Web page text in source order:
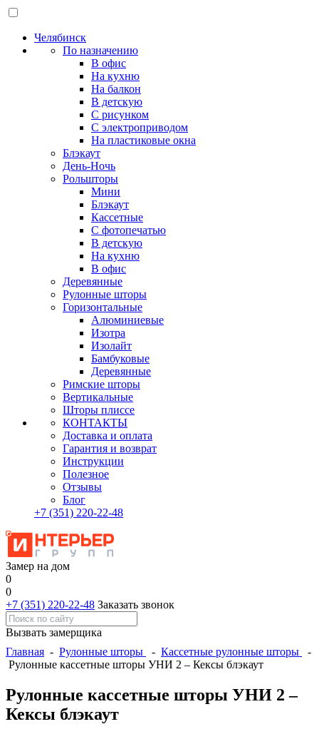
Челябинск
По назначению
В офис
На кухню
На балкон
В детскую
С рисунком
С электроприводом
На пластиковые окна
Блэкаут
День-Ночь
Рольшторы
Мини
Блэкаут
Кассетные
С фотопечатью
В детскую
На кухню
В офис
Деревянные
Рулонные шторы
Горизонтальные
Алюминиевые
Изотра
Изолайт
Бамбуковые
Деревянные
Римские шторы
Вертикальные
Шторы плиссе
КОНТАКТЫ
Доставка и оплата
Гарантия и возврат
Инструкции
Полезное
Отзывы
Блог
+7 (351) 220-22-48
Замер на дом
0
0
+7 (351) 220-22-48 Заказать звонок
Вызвать замерщика
Главная - Рулонные шторы - Кассетные рулонные шторы
-
Рулонные кассетные шторы УНИ 2 – Кексы блэкаут
Рулонные кассетные шторы УНИ 2 –
Кексы блэкаут